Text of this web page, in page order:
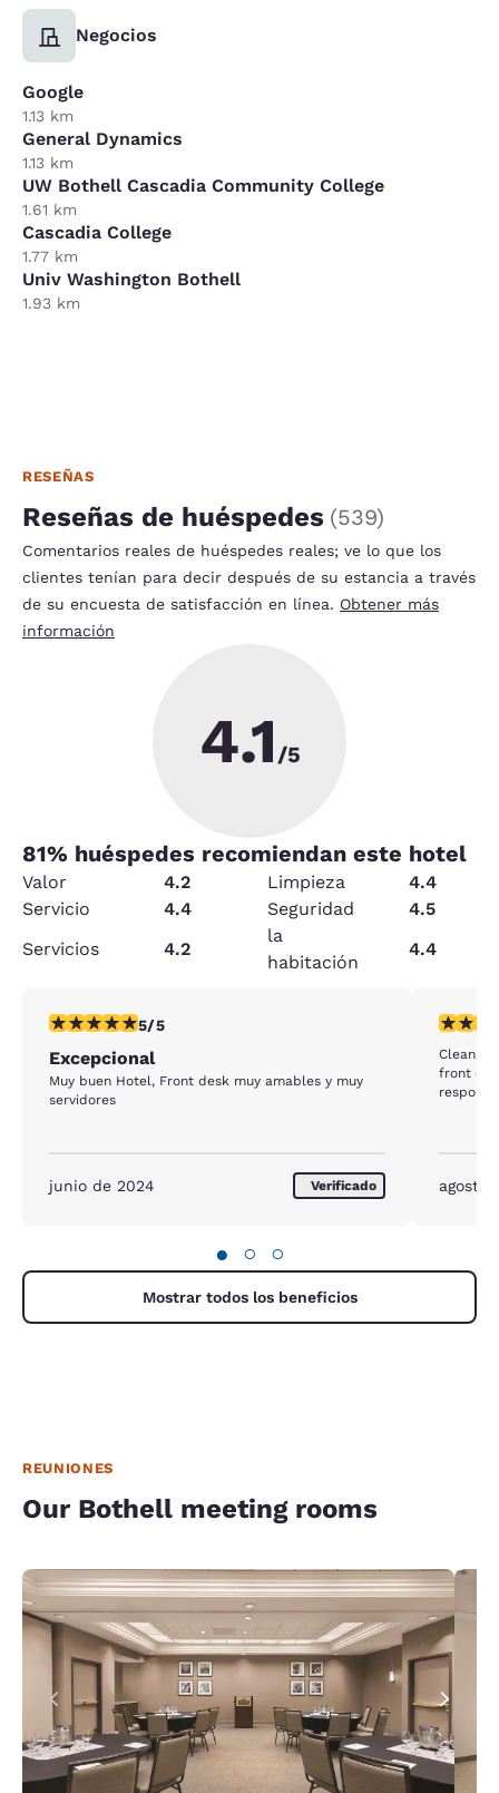
Negocios
Google
1.13 km
General Dynamics
1.13 km
UW Bothell Cascadia Community College
1.61 km
Cascadia College
1.77 km
Univ Washington Bothell
1.93 km
RESEÑAS
Reseñas de huéspedes (539)
Comentarios reales de huéspedes reales; ve lo que los
clientes tenían para decir después de su estancia a través
de su encuesta de satisfacción en línea. Obtener más
información
4.1 /5
81% huéspedes recomiendan este hotel
Valor 4.2 Limpieza
4.4
Servicio
4.4 Seguridad
4.5
Servicios
4.2
la
habitación
4.4
calificación de 5 estrellas. Excepcional. 1 reseña
5/5
Excepcional
Muy buen Hotel, Front desk muy amables y muy
servidores
junio de 2024 Verificado
Clean,
front
agosto
● ○ ○
Mostrar todos los beneficios
REUNIONES
Our Bothell meeting rooms